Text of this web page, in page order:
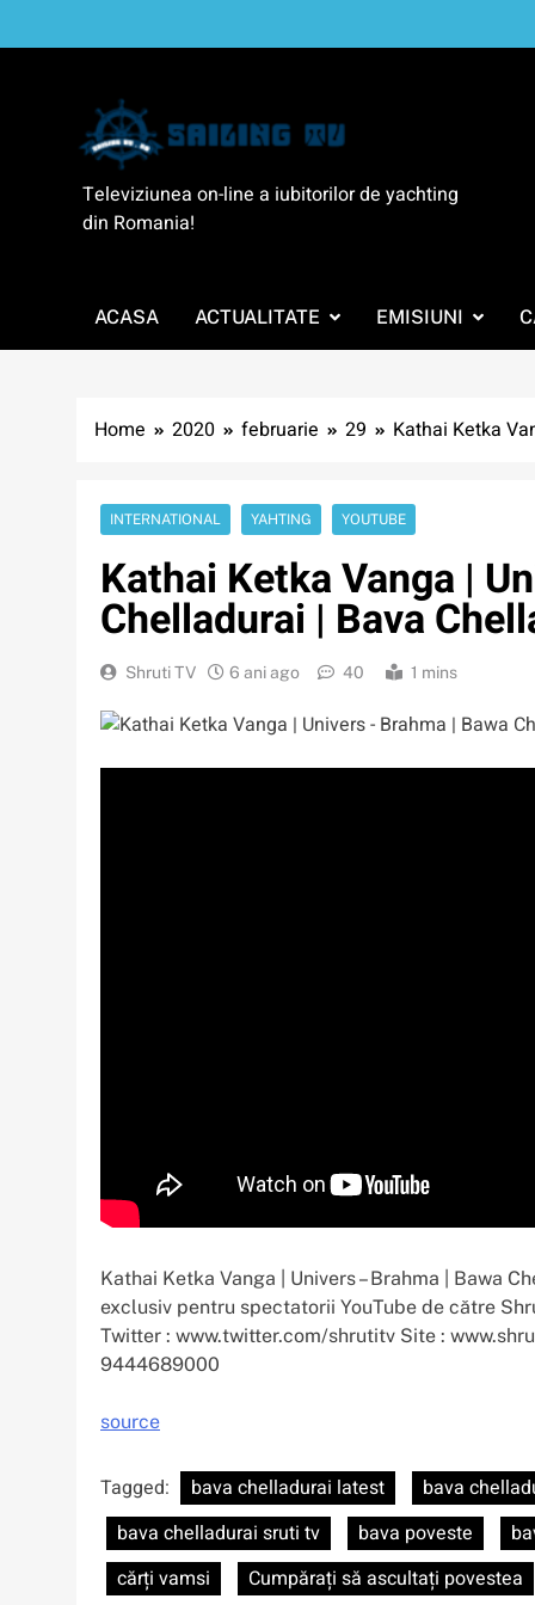
to
SailingTV
Televiziunea on-line a iubitorilor de yachting
din Romania!
ACASA ACTUALITATE EMISIUNI
Home 2020 februarie 29 Kathai Ketka
INTERNATIONAL YAHTING YOUTUBE
Kathai Ketka Vanga |
Chelladurai | Bava
Shruti TV 6 ani ago 40 1 mins
Kathai Ketka Vanga | Univers – Brahma | Bawa
exclusiv pentru spectatorii YouTube de către
Twitter : www.twitter.com/shrutitv Site :
9444689000
source
Tagged: bava chelladurai latest bava
bava chelladurai sruti tv
bava poveste
cărți vamsi
Cumpărați să ascultați povestea